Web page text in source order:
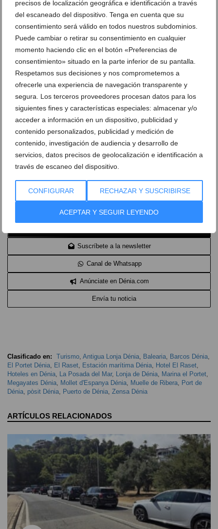
precisos de localización geográfica e identificación a través
del escaneado del dispositivo. Tenga en cuenta que su
consentimiento será válido en todos nuestros subdominios.
Puede cambiar o retirar su consentimiento en cualquier
momento haciendo clic en el botón «Preferencias de
consentimiento» situado en la parte inferior de su pantalla.
Respetamos sus decisiones y nos comprometemos a
ofrecerle una experiencia de navegación transparente y
segura. Los terceros proveedores procesan datos para los
siguientes fines y características especiales: almacenar y/o
acceder a información en un dispositivo, publicidad y
contenido personalizados, publicidad y medición de
contenido, investigación de audiencia y desarrollo de
servicios, datos precisos de geolocalización e identificación a
través de escaneo del dispositivo.
CONFIGURAR RECHAZAR Y SUSCRIBIRSE
ACEPTAR Y SEGUIR LEYENDO
Puerto de Dénia - Balearia Port
Puerto de Dénia - Estación marítima
Puerto de Dénia - Agua
Puerto de Dénia - Estación marítima Puerto de Dénia - Zona ajardinada
Suscríbete a la newsletter
Canal de Whatsapp
Anúnciate en Dénia.com
Envía tu noticia
Clasificado en: Turismo, Antigua Lonja Dénia, Balearia, Barcos Dénia,
El Portet Dénia, El Raset, Estación marítima Dénia, Hotel El Raset,
Hoteles en Dénia, La Posada del Mar, Lonja de Dénia, Marina el Portet,
Megayates Dénia, Mollet d'Espanya Dénia, Muelle de Ribera, Port de
Dénia, pòsit Dénia, Puerto de Dénia, Zensa Dénia
ARTÍCULOS RELACIONADOS